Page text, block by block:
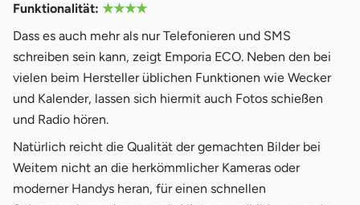
Funktionalität: ★★★★
Dass es auch mehr als nur Telefonieren und SMS
schreiben sein kann, zeigt Emporia ECO. Neben den bei
vielen beim Hersteller üblichen Funktionen wie Wecker
und Kalender, lassen sich hiermit auch Fotos schießen
und Radio hören.
Natürlich reicht die Qualität der gemachten Bilder bei
Weitem nicht an die herkömmlicher Kameras oder
moderner Handys heran, für einen schnellen